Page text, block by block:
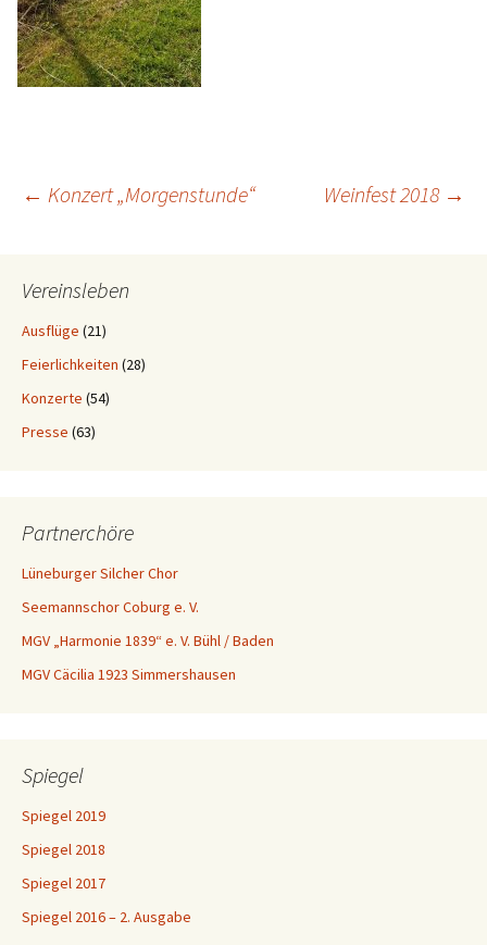
Beitrags-
Navigation
← Konzert „Morgenstunde“ Weinfest 2018 →
Vereinsleben
Ausflüge (21)
Feierlichkeiten (28)
Konzerte (54)
Presse (63)
Partnerchöre
Lüneburger Silcher Chor
Seemannschor Coburg e. V.
MGV „Harmonie 1839“ e. V. Bühl / Baden
MGV Cäcilia 1923 Simmershausen
Spiegel
Spiegel 2019
Spiegel 2018
Spiegel 2017
Spiegel 2016 – 2. Ausgabe